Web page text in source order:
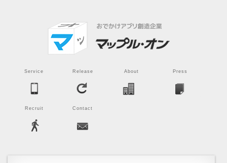
Service Release About Press
Recruit Contact